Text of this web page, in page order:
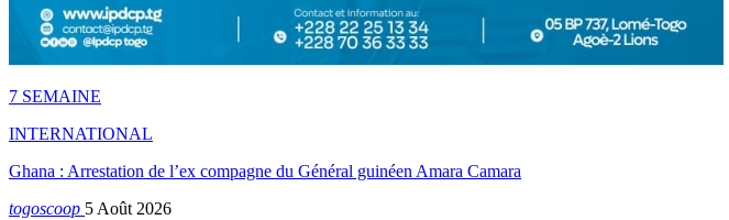
7 SEMAINE
INTERNATIONAL
Ghana : Arrestation de l’ex compagne du Général guinéen Amara Camara
togoscoop 5 Août 2026